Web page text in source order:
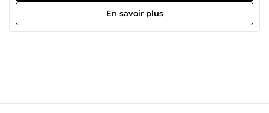
En savoir plus